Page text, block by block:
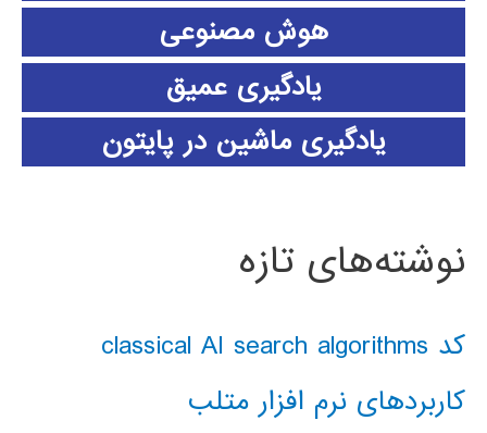
هوش مصنوعی
یادگیری عمیق
یادگیری ماشین در پایتون
نوشته‌های تازه
کد classical AI search algorithms
کاربردهای نرم افزار متلب